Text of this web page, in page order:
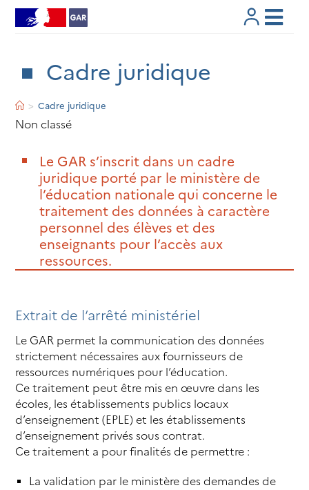
Cadre juridique
> Cadre juridique
Non classé
Le GAR s’inscrit dans un cadre
juridique porté par le ministère de
l’éducation nationale qui concerne le
traitement des données à caractère
personnel des élèves et des
enseignants pour l’accès aux
ressources.
Extrait de l’arrêté ministériel
Le GAR permet la communication des données
strictement nécessaires aux fournisseurs de
ressources numériques pour l’éducation.
Ce traitement peut être mis en œuvre dans les
écoles, les établissements publics locaux
d’enseignement (EPLE) et les établissements
d’enseignement privés sous contrat.
Ce traitement a pour finalités de permettre :
La validation par le ministère des demandes de